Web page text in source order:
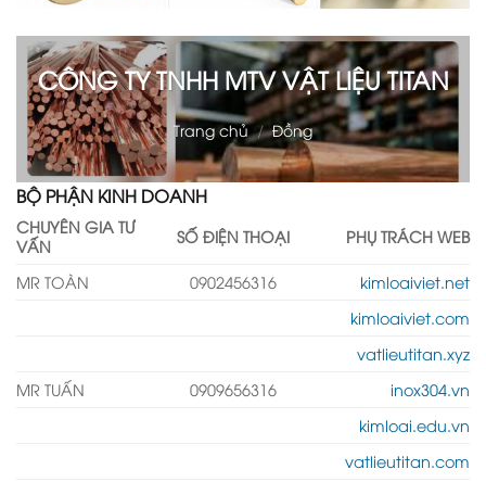
CÔNG TY TNHH MTV VẬT LIỆU TITAN
Trang chủ / Đồng
BỘ PHẬN KINH DOANH
CHUYÊN GIA TƯ
VẤN
SỐ ĐIỆN THOẠI PHỤ TRÁCH WEB
MR TOÀN 0902456316
kimloaiviet.net
kimloaiviet.com
vatlieutitan.xyz
MR TUẤN
0909656316
inox304.vn
kimloai.edu.vn
vatlieutitan.com